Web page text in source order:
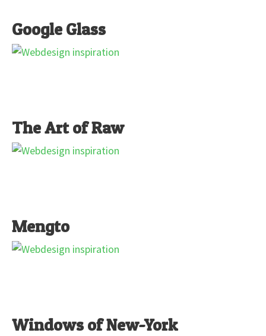
Google Glass
The Art of Raw
Mengto
Windows of New-York